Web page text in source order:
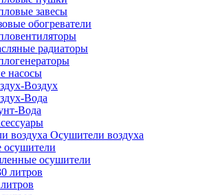
завесы
обогреватели
радиаторы
насосы
Воздух
Вода
Вода
Осушители воздуха
осушители
осушители
литров